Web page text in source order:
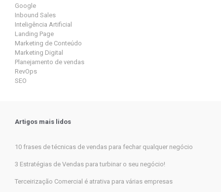
Google
Inbound Sales
Inteligência Artificial
Landing Page
Marketing de Conteúdo
Marketing Digital
Planejamento de vendas
RevOps
SEO
Artigos mais lidos
10 frases de técnicas de vendas para fechar qualquer negócio
3 Estratégias de Vendas para turbinar o seu negócio!
Terceirização Comercial é atrativa para várias empresas